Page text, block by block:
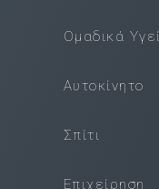
Ομαδικά
Αυτοκίνητο
Σπίτι
Επιχείρηση